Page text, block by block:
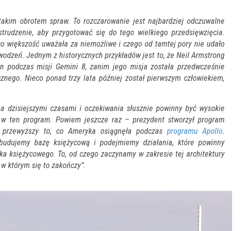
obrotem spraw. To rozczarowanie jest najbardziej odczuwalne
aby przygotować się do tego wielkiego przedsięwzięcia.
większość uważała za niemożliwe i czego od tamtej pory nie udało
Jednym z historycznych przykładów jest to, że Neil Armstrong
podczas misji Gemini 8, zanim jego misja została przedwcześnie
Nieco ponad trzy lata później został pierwszym człowiekiem,
czasami i oczekiwania słusznie powinny być wysokie
ten program. Powiem jeszcze raz – prezydent stworzył program
to, co Ameryka osiągnęła podczas programu Apollo.
bazę księżycową i podejmiemy działania, które powinny
księżycowego. To, od czego zaczynamy w zakresie tej architektury
którym się to zakończy”.